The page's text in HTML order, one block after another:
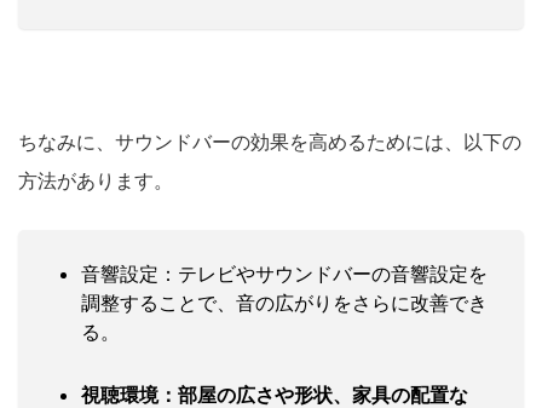
ちなみに、サウンドバーの効果を高めるためには、以下の
方法があります。
音響設定：テレビやサウンドバーの音響設定を
調整することで、音の広がりをさらに改善でき
る。
視聴環境：部屋の広さや形状、家具の配置な